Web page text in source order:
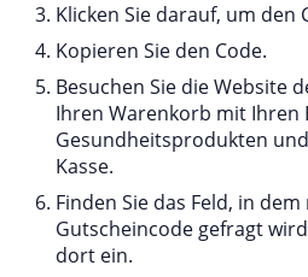
Klicken Sie darauf, um den
Kopieren Sie den Code.
Besuchen Sie die Website
Ihren Warenkorb mit Ihren
Gesundheitsprodukten
Kasse.
Finden Sie das Feld, in
Gutscheincode gefragt
dort ein.